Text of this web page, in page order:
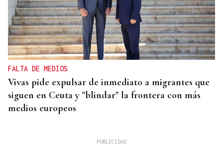
FALTA DE MEDIOS
Vivas pide expulsar de inmediato a migrantes que
siguen en Ceuta y "blindar" la frontera con más
medios europeos